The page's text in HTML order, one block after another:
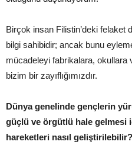
Birçok insan Filistin’deki felaket
bilgi sahibidir; ancak bunu
mücadeleyi fabrikalara, okullara
bizim bir zayıflığımızdır.
Dünya genelinde gençlerin
güçlü ve örgütlü hale gelmesi
hareketleri nasıl geliştirilebilir?